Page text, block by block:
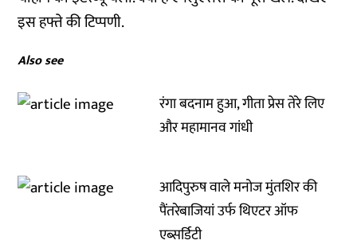
इस हफ्ते की टिप्पणी.
Also see
रंगा बदनाम हुआ, गीता प्रेस तेरे लिए
और महामानव गांधी
आदिपुरुष वाले मनोज मुंतशिर की
पैंतरेबाजियां उर्फ थिएटर ऑफ
एब्सर्डिटी